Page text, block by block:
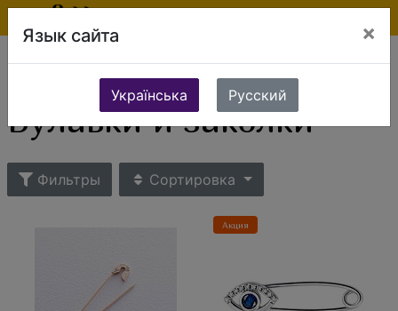
Ювелирные изделия Сувениры и подарки
Предметы стиля
Булавки и заколки
Фильтры Сортировка
Акция
Язык сайта ×
Українська Русский